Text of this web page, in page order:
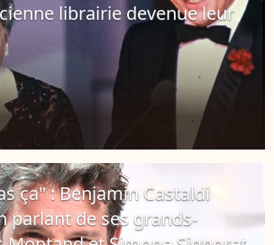
librairie devenue leur
ça" : Benjamin Castaldi
parlant de ses grands-